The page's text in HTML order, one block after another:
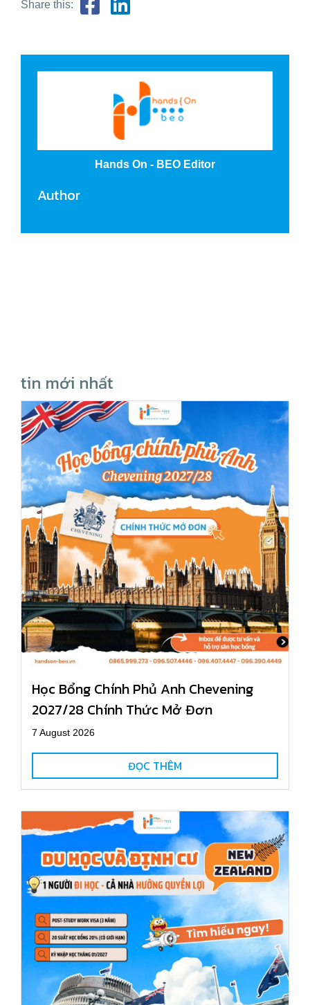
Share this:
Hands On - BEO Editor
Author
tin mới nhất
Học Bổng Chính Phủ Anh Chevening
2027/28 Chính Thức Mở Đơn
7 August 2026
ĐỌC THÊM